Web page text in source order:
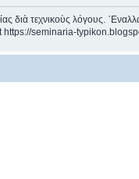
διὰ τεχνικοὺς λόγους.
seminaria-